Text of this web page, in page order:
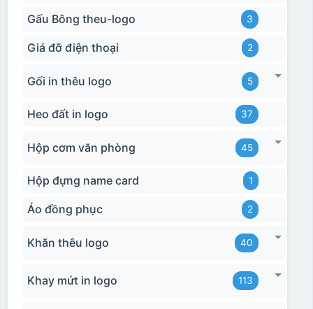
Gấu Bông theu-logo 3
Giá đỡ điện thoại 2
Gối in thêu logo 5
Heo đất in logo 37
Hộp cơm văn phòng 45
Hộp đựng name card 1
Áo đồng phục 2
Khăn thêu logo 40
Khay mứt in logo 113